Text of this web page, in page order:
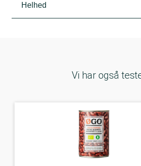
Helhed
Vi har også